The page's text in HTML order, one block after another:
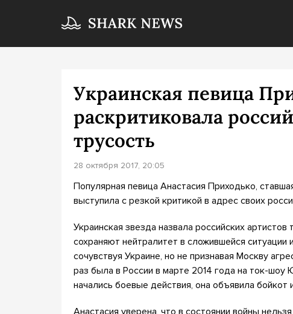
Украинская певица
раскритиковала
трусость
28 октября 2017, 20:05
Популярная певица Анастасия Приходько,
выступила с резкой критикой в адрес своих
Украинская звезда назвала российских
сохраняют нейтралитет в сложившейся ситуации
сочувствуя Украине, но не признавая Москву
раз была в России в марте 2014 года на ток-
начались боевые действия, она объявила бойкот
Анастасия уверена, что в состоянии войны